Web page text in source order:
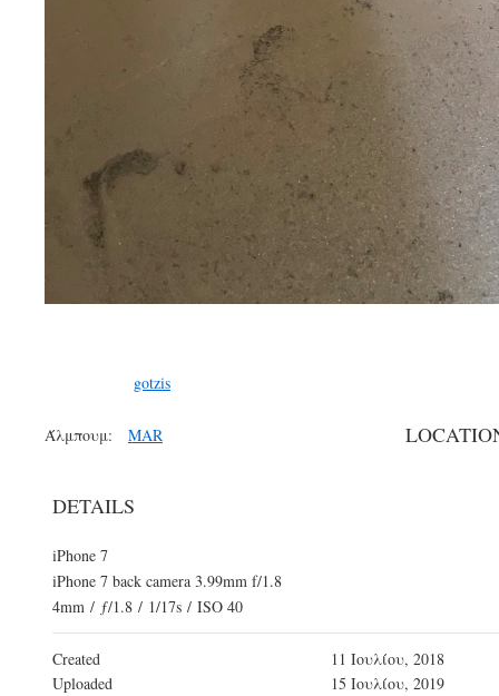
gotzis
Άλμπουμ: MAR
DETAILS
iPhone 7
iPhone 7 back camera 3.99mm f/1.8
4mm / ƒ/1.8 / 1/17s / ISO 40
Created
11 Ιουλίου, 2018
Uploaded
15 Ιουλίου, 2019